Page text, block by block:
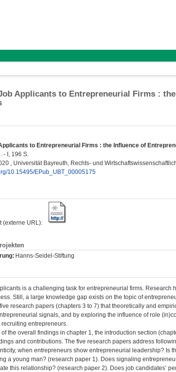
Applicants to Entrepreneurial Firms :
to Entrepreneurial Firms : the Influence of
- I, 196 S.
, Universität Bayreuth, Rechts- und
10.15495/EPub_UBT_00005175
(externe URL):
Hanns-Seidel-Stiftung
is a challenging task for entrepreneurial firms.
Still, a large knowledge gap exists on the topic of
research papers (chapters 3 to 7) that theoretically and
signals, and by exploring the influence of role
entrepreneurs.
of the overall findings in chapter 1, the introduction section
and contributions. The five research papers address
when entrepreneurs show entrepreneurial leadership? Is
a young man? (research paper 1). Does signaling
this relationship? (research paper 2). Does job candidates’